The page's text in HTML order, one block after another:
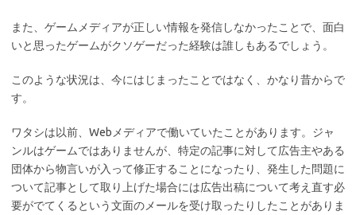
また、ゲームメディアが正しい情報を発信しなかったことで、面白
いと思ったゲームがクソゲーだった経験は誰しもあるでしょう。
このような状況は、今にはじまったことではなく、かなり昔からで
す。
ワタシは以前、Webメディアで働いていたことがあります。ジャ
ンルはゲームではありませんが、特定の記事に対して広告主やある
団体から物言いが入って修正することになったり、発生した問題に
ついて記事として取り上げた場合には広告出稿について考え直す必
要がでてくるという文面のメールを受け取ったりしたことがありま